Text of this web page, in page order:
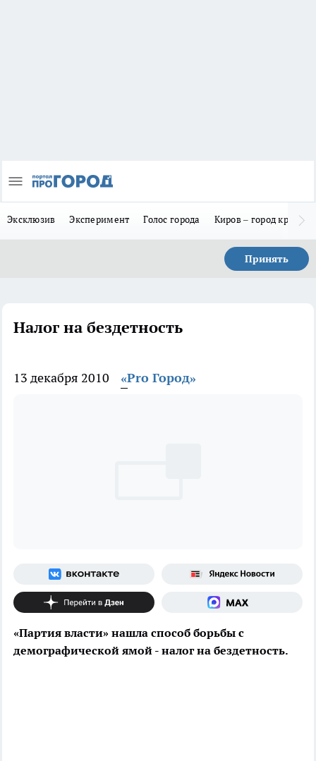
Эксклюзив Эксперимент Голос города Киров – город
Принять
Налог на бездетность
13 декабря 2010 «Pro Город»
«Партия власти» нашла способ борьбы с
демографической ямой - налог на бездетность.